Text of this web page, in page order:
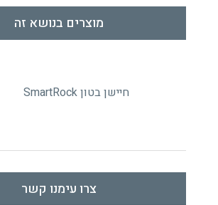
מוצרים בנושא זה
חיישן בטון SmartRock
צרו עימנו קשר